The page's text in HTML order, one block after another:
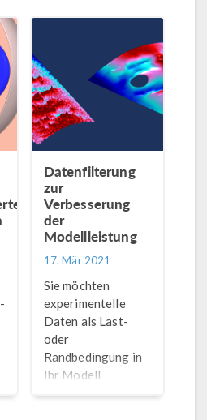
eingesetzt. Unter
5G-Geräte und -
Infrastruktur.
Datenfilterung
zur
Verbesserung
der
Modellleistung
17. Mär 2021
Sie möchten
experimentelle
Daten als Last-
oder
Randbedingung in
Ihr Modell
einbeziehen, aber